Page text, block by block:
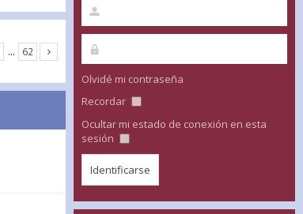
… 62
Olvidé mi contraseña
Recordar
Ocultar mi estado de conexión en esta
sesión